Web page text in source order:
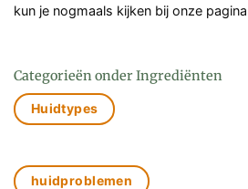
kun je nogmaals kijken bij onze
Categorieën onder Ingrediënten
Huidtypes
huidproblemen